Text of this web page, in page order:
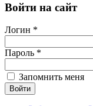
Войти на сайт
Логин *
Пароль *
Запомнить меня